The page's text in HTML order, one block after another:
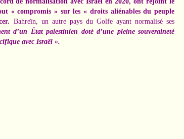
« compromis » sur les « droits aliénables du peuple
Bahreïn, un autre pays du Golfe ayant normalisé ses
d’un État palestinien doté d’une pleine souveraineté
avec Israël ».